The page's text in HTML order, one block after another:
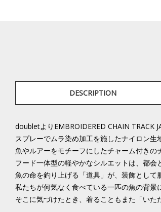
DESCRIPTION
doubletよりEMBROIDERED CHAIN TRACK
スプレーでムラ染め加工を施したナイロン生
魚やルアーをモチーフにしたチャーム付きの
フード一体型の軽やかなシルエットは、都会
魚の命を釣り上げる「道具」が、装飾として
私たちが何気なく食べている一匹の魚の背景
そこに気づけたとき、着ることもまた「いた